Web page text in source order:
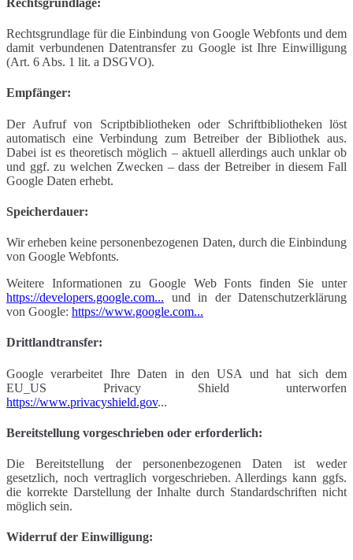
Rechtsgrundlage für die Einbindung von Google Webfonts und dem
damit verbundenen Datentransfer zu Google ist Ihre Einwilligung
(Art. 6 Abs. 1 lit. a DSGVO).
Empfänger:
Der Aufruf von Scriptbibliotheken oder Schriftbibliotheken löst
automatisch eine Verbindung zum Betreiber der Bibliothek aus.
Dabei ist es theoretisch möglich – aktuell allerdings auch unklar ob
und ggf. zu welchen Zwecken – dass der Betreiber in diesem Fall
Google Daten erhebt.
Speicherdauer:
Wir erheben keine personenbezogenen Daten, durch die Einbindung
von Google Webfonts.
Weitere Informationen zu Google Web Fonts finden Sie unter
https://developers.google.com... und in der Datenschutzerklärung
von Google: https://www.google.com...
Drittlandtransfer:
Google verarbeitet Ihre Daten in den USA und hat sich dem
EU_US Privacy Shield unterworfen
https://www.privacyshield.gov...
Bereitstellung vorgeschrieben oder erforderlich:
Die Bereitstellung der personenbezogenen Daten ist weder
gesetzlich, noch vertraglich vorgeschrieben. Allerdings kann ggfs.
die korrekte Darstellung der Inhalte durch Standardschriften nicht
möglich sein.
Widerruf der Einwilligung: